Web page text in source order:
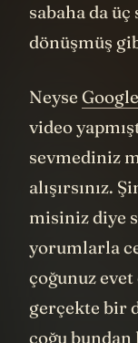
sabaha da
dönüşmüş
Neyse Google
video
sevmediniz
alışırsınız.
misiniz diye
yorumlarla
çoğunuz
gerçekte bir
çoğu bundan